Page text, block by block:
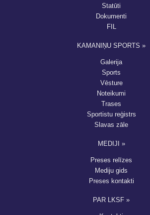
Statūti
Dokumenti
FIL
KAMANIŅU SPORTS »
Galerija
Sports
Vēsture
Noteikumi
Trases
Sportistu reģistrs
Slavas zāle
MEDIJI »
Preses relīzes
Mediju gids
Preses kontakti
PAR LKSF »